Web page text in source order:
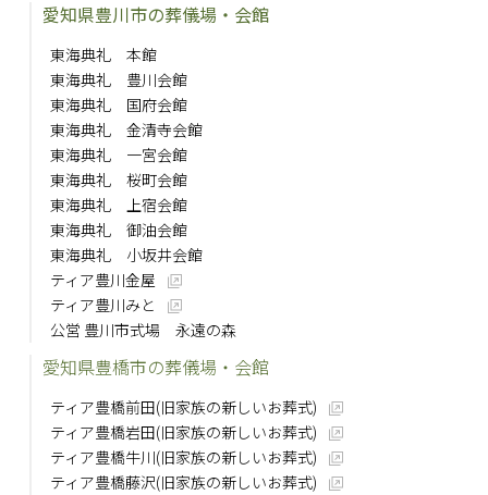
愛知県豊川市の葬儀場・会館
東海典礼 本館
東海典礼 豊川会館
東海典礼 国府会館
東海典礼 金清寺会館
東海典礼 一宮会館
東海典礼 桜町会館
東海典礼 上宿会館
東海典礼 御油会館
東海典礼 小坂井会館
ティア豊川金屋
ティア豊川みと
公営 豊川市式場 永遠の森
愛知県豊橋市の葬儀場・会館
ティア豊橋前田(旧家族の新しいお葬式)
ティア豊橋岩田(旧家族の新しいお葬式)
ティア豊橋牛川(旧家族の新しいお葬式)
ティア豊橋藤沢(旧家族の新しいお葬式)